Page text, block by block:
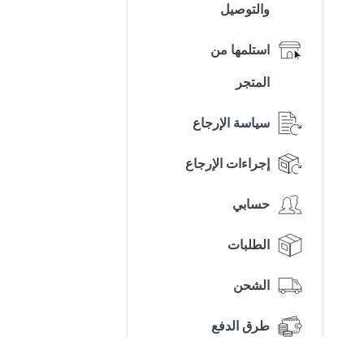
والتوصيل
استلمها من
المتجر
سياسة الإرجاع
إجراءات الإرجاع
حسابي
الطلبات
الشحن
طرق الدفع